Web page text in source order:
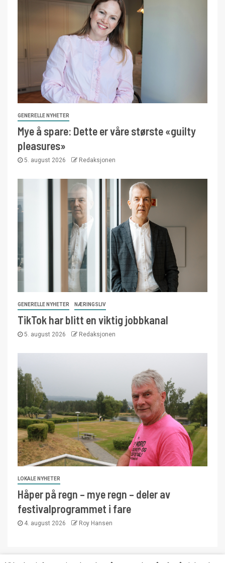
GENERELLE NYHETER
Mye å spare: Dette er våre største «guilty
pleasures»
5. august 2026 Redaksjonen
GENERELLE NYHETER NÆRINGSLIV
TikTok har blitt en viktig jobbkanal
5. august 2026 Redaksjonen
LOKALE NYHETER
Håper på regn – mye regn – deler av
festivalprogrammet i fare
4. august 2026 Roy Hansen